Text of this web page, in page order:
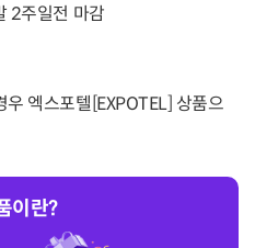
2주일전 마감
엑스포텔[EXPOTEL] 상품으
이란?